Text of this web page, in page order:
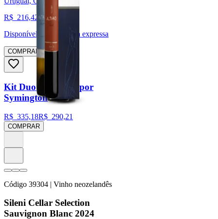
R$ 216,42
Disponível para:
Entrega expressa
COMPRAR
Kit Duo do Douro por
Symington
R$ 335,18R$ 290,21
COMPRAR
Código 39304 | Vinho neozelandês
Sileni Cellar Selection
Sauvignon Blanc 2024